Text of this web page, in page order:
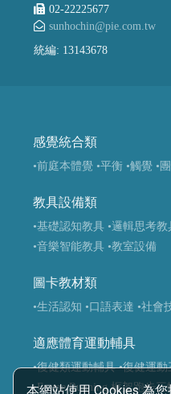
本網站使用 Cookies 為
02-22225677
sunhochin@pie.com.tw
統編: 13143678
感覺統合類
•前庭本體覺 •平衡 •觸覺 •
教具設備類
•基礎認知教具 •邏輯思考教
•音樂智能教具 •教室設備
圖卡教材類
•生活認知 •口語表達 •社會
適應體育運動輔具
•復健類運動輔具 •復健運
•Frame Running 框架跑步三